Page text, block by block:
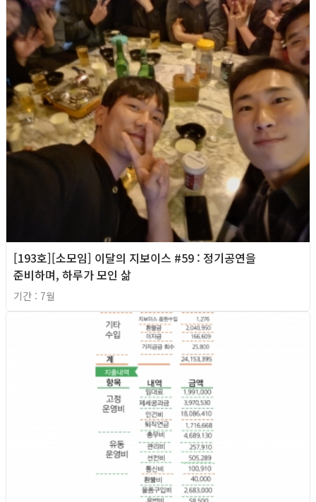
[193호][소모임] 이달의 지보이스 #59 : 정기공연을
준비하며, 하루가 모인 삶
기간 : 7월